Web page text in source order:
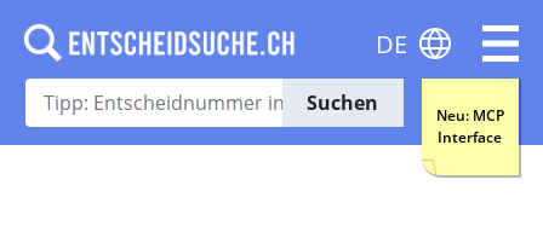
Suchen
Neu: MCP
Interface
DE